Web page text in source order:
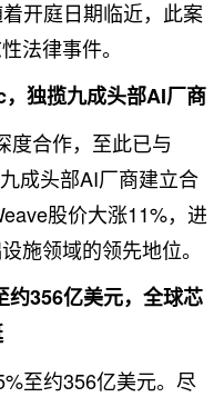
开庭日期临近，此案
法律事件。
独揽九成头部AI厂商
度合作，至此已与
成头部AI厂商建立合
股价大涨11%，进
施领域的领先地位。
356亿美元，全球芯
至约356亿美元。尽